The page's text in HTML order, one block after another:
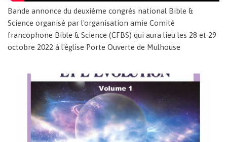
Bande annonce du deuxième congrès national Bible &
Science organisé par l'organisation amie Comité
francophone Bible & Science (CFBS) qui aura lieu les 28 et 29
octobre 2022 à l'église Porte Ouverte de Mulhouse